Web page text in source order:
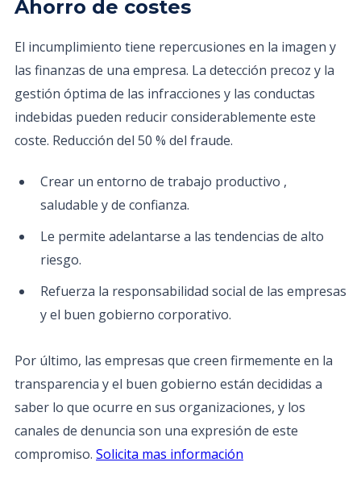
Ahorro de costes
El incumplimiento tiene repercusiones en la imagen y
las finanzas de una empresa. La detección precoz y la
gestión óptima de las infracciones y las conductas
indebidas pueden reducir considerablemente este
coste. Reducción del 50 % del fraude.
Crear un entorno de trabajo productivo ,
saludable y de confianza.
Le permite adelantarse a las tendencias de alto
riesgo.
Refuerza la responsabilidad social de las empresas
y el buen gobierno corporativo.
Por último, las empresas que creen firmemente en la
transparencia y el buen gobierno están decididas a
saber lo que ocurre en sus organizaciones, y los
canales de denuncia son una expresión de este
compromiso. Solicita mas información